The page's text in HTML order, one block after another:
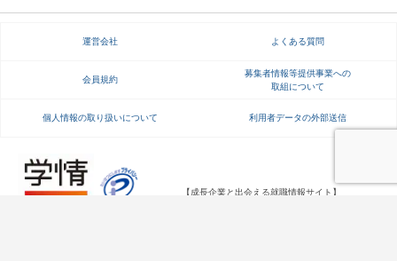
運営会社 よくある質問
会員規約
募集者情報等提供事業への
取組について
個人情報の取り扱いについて 利用者データの外部送信
【成長企業と出会える就職情報サイト】